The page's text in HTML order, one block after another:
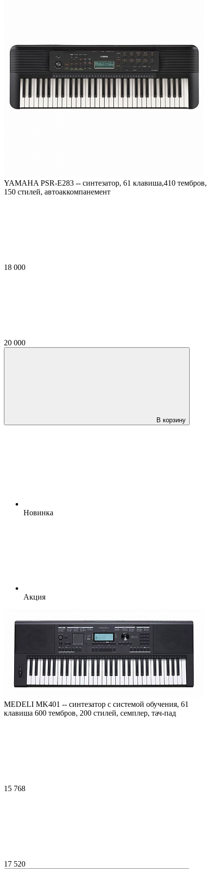
YAMAHA PSR-E283 -- синтезатор, 61 клавиша,410 тембров,
150 стилей, автоаккомпанемент
18 000
20 000
В корзину
Новинка
Акция
MEDELI MK401 -- синтезатор с системой обучения, 61
клавиша 600 тембров, 200 стилей, семплер, тач-пад
15 768
17 520